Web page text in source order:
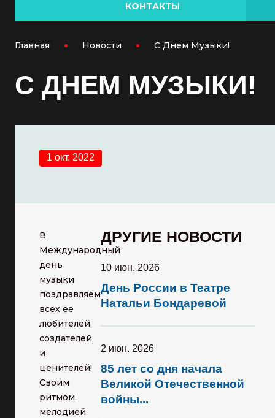
КОНТАКТЫ
Главная Новости С Днем Музыки!
С ДНЕМ МУЗЫКИ!
1 окт. 2022
В
Международный
день
музыки
поздравляем
всех ее
любителей,
создателей
и
ценителей!
Своим
ритмом,
мелодией,
ДРУГИЕ НОВОСТИ
10 июн. 2026
День России в Театре
Натальи Бондаревой
2 июн. 2026
85 лет со дня начала
Великой Отечественной
войны...